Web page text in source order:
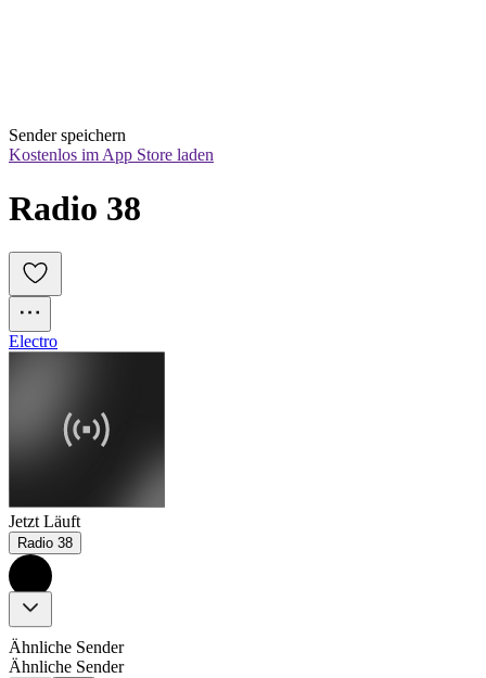
Sender speichern
Kostenlos im App Store laden
Radio 38
Electro
Jetzt Läuft
Radio 38
Ähnliche Sender
Ähnliche Sender